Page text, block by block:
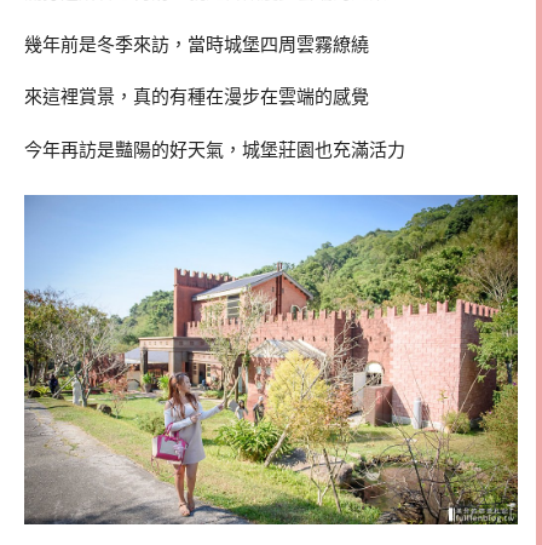
幾年前是冬季來訪，當時城堡四周雲霧繚繞
來這裡賞景，真的有種在漫步在雲端的感覺
今年再訪是豔陽的好天氣，城堡莊園也充滿活力